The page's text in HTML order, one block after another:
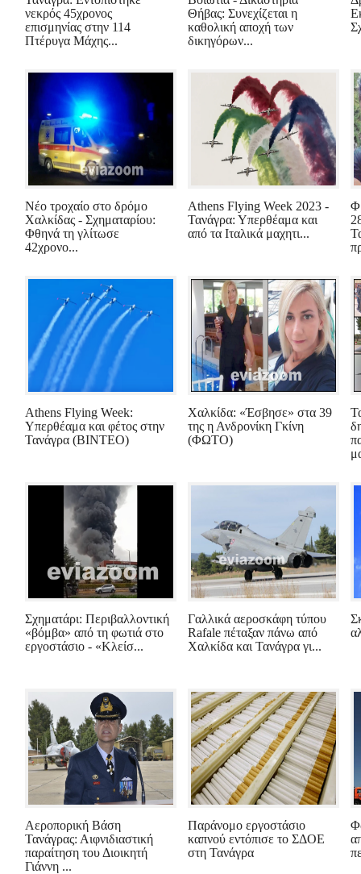
νεκρός 45χρονος
επισμηνίας στην 114
Πτέρυγα Μάχης...
Θήβας: Συνεχίζεται η
καθολική αποχή των
δικηγόρων...
Νέο τροχαίο στο δρόμο
Χαλκίδας - Σχηματαρίου:
Φθηνά τη γλίτωσε
42χρονο...
Athens Flying Week 2023 -
Τανάγρα: Υπερθέαμα και
από τα Ιταλικά μαχητι...
Athens Flying Week:
Υπερθέαμα και φέτος στην
Τανάγρα (ΒΙΝΤΕΟ)
Χαλκίδα: «Έσβησε» στα 39
της η Ανδρονίκη Γκίνη
(ΦΩΤΟ)
Σχηματάρι: Περιβαλλοντική
«βόμβα» από τη φωτιά στο
εργοστάσιο - «Κλείσ...
Γαλλικά αεροσκάφη τύπου
Rafale πέταξαν πάνω από
Χαλκίδα και Τανάγρα γι...
Αεροπορική Βάση
Τανάγρας: Αιφνιδιαστική
παραίτηση του Διοικητή
Γιάννη ...
Παράνομο εργοστάσιο
καπνού εντόπισε το ΣΔΟΕ
στη Τανάγρα